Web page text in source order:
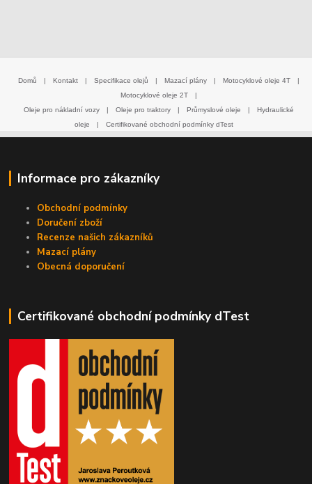
Domů | Kontakt | Specifikace olejů | Mazací plány | Motocyklové oleje 4T
|
Motocyklové oleje 2T
|
Oleje pro nákladní vozy
| Oleje pro traktory | Průmyslové oleje |
Hydraulické
oleje
| Certifikované obchodní podmínky dTest
Informace pro zákazníky
Obchodní podmínky
Doručení zboží
Recenze našich zákazníků
Mazací plány
Obecná doporučení
Certifikované obchodní podmínky dTest